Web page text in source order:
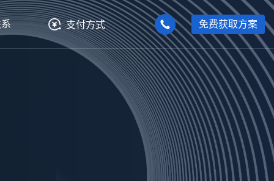
支付方式 免费获取方案